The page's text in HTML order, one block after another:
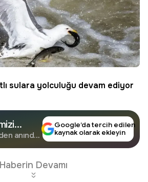
sulara yolculuğu devam ediyor
Takip
anında
Google’da tercih edilen
kaynak olarak ekleyin
Haberin Devamı